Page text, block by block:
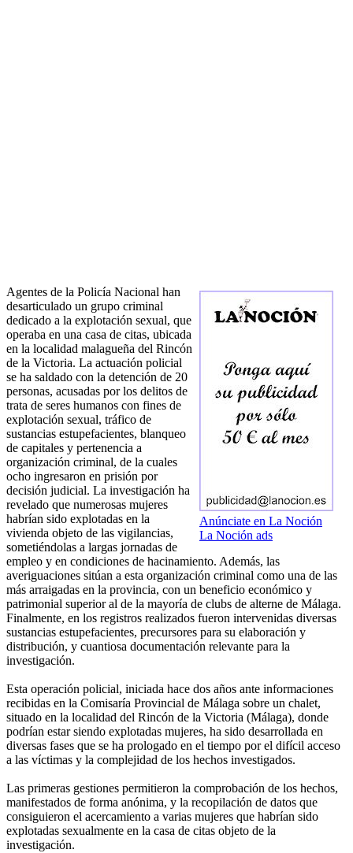
Anúnciate en La Noción
La Noción ads
Agentes de la Policía Nacional han
desarticulado un grupo criminal
dedicado a la explotación sexual, que
operaba en una casa de citas, ubicada
en la localidad malagueña del Rincón
de la Victoria. La actuación policial
se ha saldado con la detención de 20
personas, acusadas por los delitos de
trata de seres humanos con fines de
explotación sexual, tráfico de
sustancias estupefacientes, blanqueo
de capitales y pertenencia a
organización criminal, de la cuales
ocho ingresaron en prisión por
decisión judicial. La investigación ha
revelado que numerosas mujeres
habrían sido explotadas en la
vivienda objeto de las vigilancias,
sometiéndolas a largas jornadas de
empleo y en condiciones de hacinamiento. Además, las
averiguaciones sitúan a esta organización criminal como una de las
más arraigadas en la provincia, con un beneficio económico y
patrimonial superior al de la mayoría de clubs de alterne de Málaga.
Finalmente, en los registros realizados fueron intervenidas diversas
sustancias estupefacientes, precursores para su elaboración y
distribución, y cuantiosa documentación relevante para la
investigación.
Esta operación policial, iniciada hace dos años ante informaciones
recibidas en la Comisaría Provincial de Málaga sobre un chalet,
situado en la localidad del Rincón de la Victoria (Málaga), donde
podrían estar siendo explotadas mujeres, ha sido desarrollada en
diversas fases que se ha prologado en el tiempo por el difícil acceso
a las víctimas y la complejidad de los hechos investigados.
Las primeras gestiones permitieron la comprobación de los hechos,
manifestados de forma anónima, y la recopilación de datos que
consiguieron el acercamiento a varias mujeres que habrían sido
explotadas sexualmente en la casa de citas objeto de la
investigación.